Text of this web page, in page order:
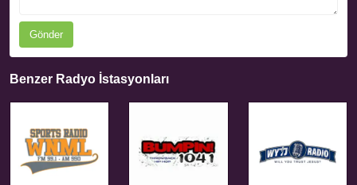
Gönder
Benzer Radyo İstasyonları